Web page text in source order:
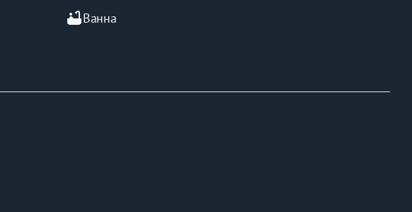
bathtubВанна